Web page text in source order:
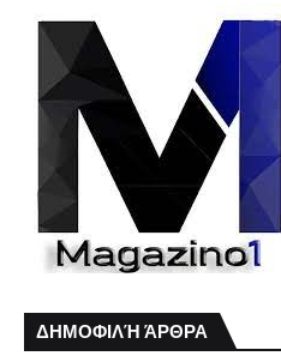
ΔΗΜΟΦΙΛΉ ΆΡΘΡΑ